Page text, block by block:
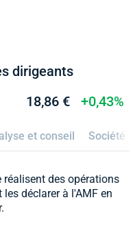
dirigeants
18,86 € +0,43%
et conseil Société
réalisent des opérations
déclarer à l'AMF en